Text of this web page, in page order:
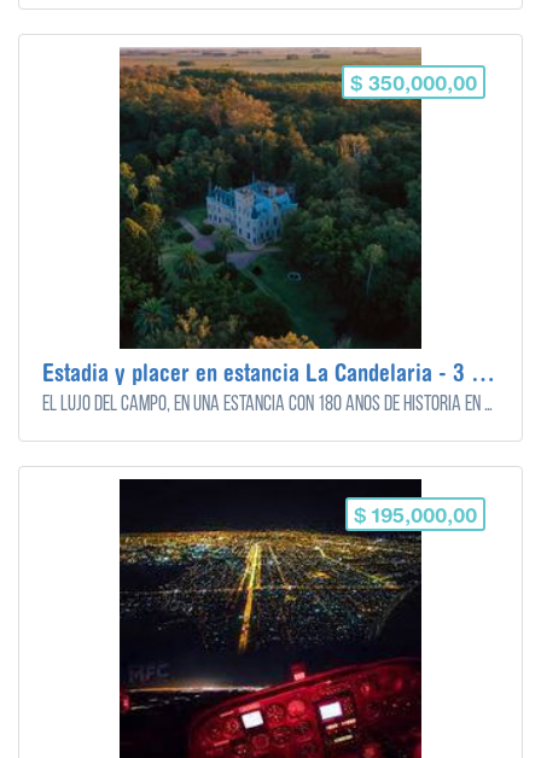
$ 350,000,00
Estadia y placer en estancia La Candelaria - 3 noches
El lujo del campo, en una Estancia con 180 años de historia en la mágica pampa argentina, rodeados de naturaleza y bienestar. Estadía 3 noches para 2 personas - all inclusive
$ 195,000,00